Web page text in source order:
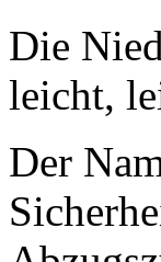
Die
leicht,
Der